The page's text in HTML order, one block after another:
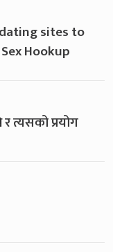
sites to
Hookup
र त्यसको प्रयोग